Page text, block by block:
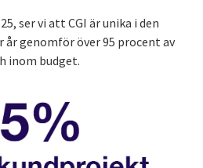
ser vi att CGI är unika i den
år genomför över 95 procent av
inom budget.